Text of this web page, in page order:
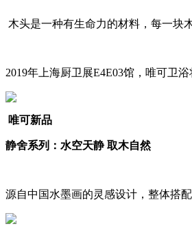
木头是一种有生命力的材料，每一块
2019年上海厨卫展E4E03馆，唯可卫
唯可新品
静舍系列：水空天静 取木自然
源自中国水墨画的灵感设计，整体搭